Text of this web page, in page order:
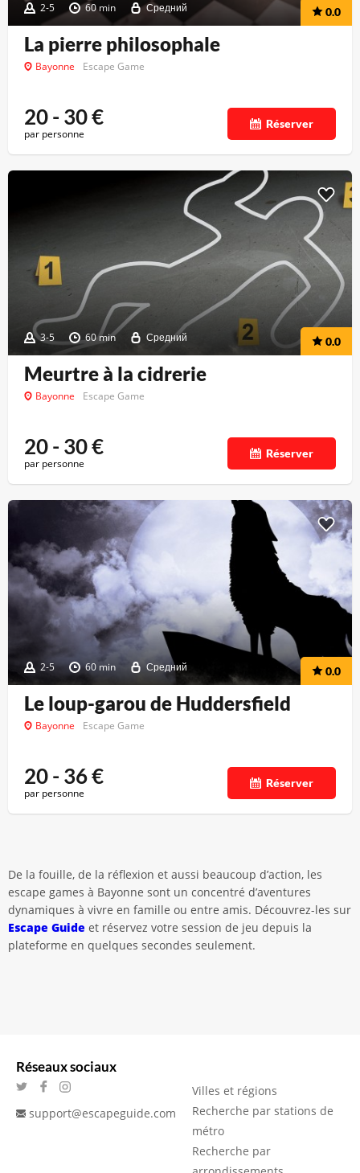
2-5 60 min Средний 0.0
La pierre philosophale
Bayonne Escape Game
20 - 30€
par personne
Réserver
3-5 60 min Средний 0.0
Meurtre à la cidrerie
Bayonne Escape Game
20 - 30€
par personne
Réserver
2-5 60 min Средний 0.0
Le loup-garou de Huddersfield
Bayonne Escape Game
20 - 36€
par personne
Réserver
De la fouille, de la réflexion et aussi beaucoup d’action, les
escape games à Bayonne sont un concentré d’aventures
dynamiques à vivre en famille ou entre amis. Découvrez-les sur
Escape Guide et réservez votre session de jeu depuis la
plateforme en quelques secondes seulement.
Réseaux sociaux
support@escapeguide.com
Villes et régions
Recherche par stations de
métro
Recherche par